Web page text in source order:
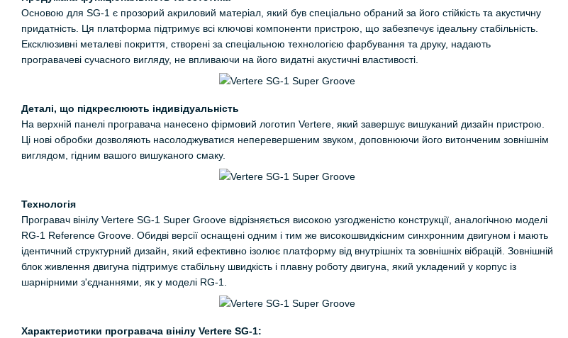
Основою для SG-1 є прозорий акриловий матеріал, який був спеціально обраний за його стійкість та акустичну
придатність. Ця платформа підтримує всі ключові компоненти пристрою, що забезпечує ідеальну стабільність.
Ексклюзивні металеві покриття, створені за спеціальною технологією фарбування та друку, надають
програвачеві сучасного вигляду, не впливаючи на його видатні акустичні властивості.
Деталі, що підкреслюють індивідуальність
На верхній панелі програвача нанесено фірмовий логотип Vertere, який завершує вишуканий дизайн пристрою.
Ці нові обробки дозволяють насолоджуватися неперевершеним звуком, доповнюючи його витонченим зовнішнім
виглядом, гідним вашого вишуканого смаку.
Технологія
Програвач вінілу Vertere SG-1 Super Groove відрізняється високою узгодженістю конструкції, аналогічною моделі
RG-1 Reference Groove. Обидві версії оснащені одним і тим же високошвидкісним синхронним двигуном і мають
ідентичний структурний дизайн, який ефективно ізолює платформу від внутрішніх та зовнішніх вібрацій. Зовнішній
блок живлення двигуна підтримує стабільну швидкість і плавну роботу двигуна, який укладений у корпус із
шарнірними з'єднаннями, як у моделі RG-1.
Характеристики програвача вінілу Vertere SG-1: